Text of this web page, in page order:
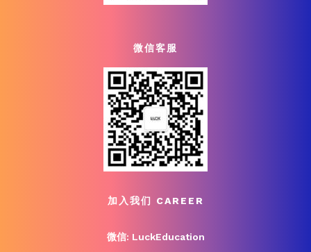
微信客服
加入我们 CAREER
微信: LuckEducation